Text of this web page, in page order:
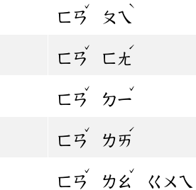
ㄈㄢ
ˇ
ㄆㄟ
ˋ
ㄈㄢ
ˇ
ㄈㄤ
ˊ
ㄈㄢ
ˇ
ㄉㄧ
ˇ
ㄈㄢ
ˇ
ㄌㄞ
ˊ
ㄈㄢ
ˇ
ㄌㄠ
ˇ
ㄍㄨㄟ